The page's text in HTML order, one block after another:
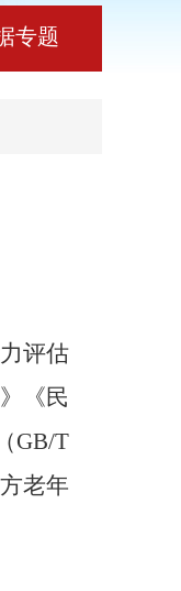
专题
评估
《民
GB/T
老年